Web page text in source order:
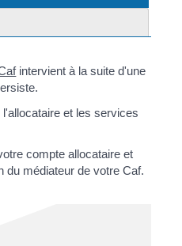
intervient à la suite d'une
et les services
compte allocataire et
du médiateur de votre Caf.